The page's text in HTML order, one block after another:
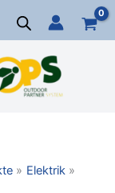
Elektrik